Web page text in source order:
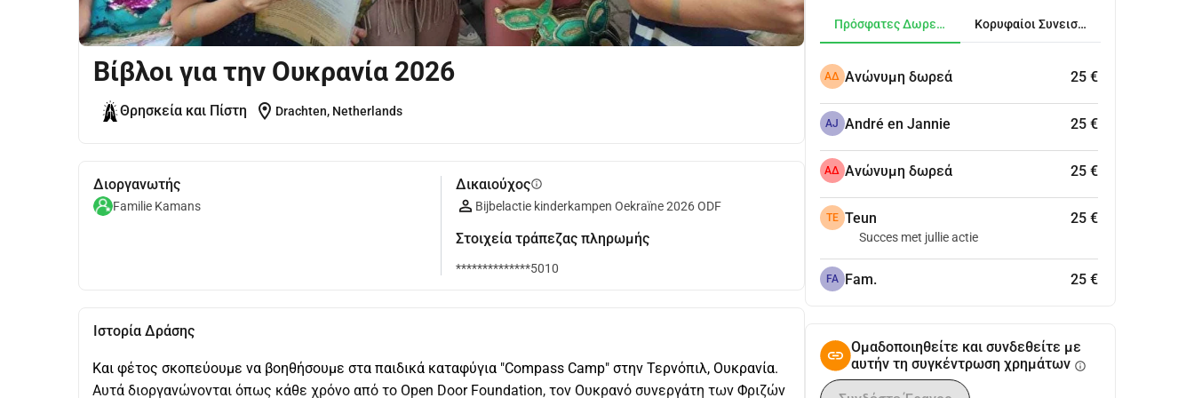
Βίβλοι για την Ουκρανία 2026
Θρησκεία και Πίστη location_on Drachten, Netherlands
Διοργανωτής
Familie Kamans
Δικαιούχοςinfo
Bijbelactie kinderkampen Oekraïne 2026 ODF
Στοιχεία τράπεζας πληρωμής
**************5010
Ιστορία Δράσης
Και φέτος σκοπεύουμε να βοηθήσουμε στα παιδικά καταφύγια "Compass Camp" στην Τερνόπιλ, Ουκρανία.
Αυτά διοργανώνονται όπως κάθε χρόνο από το Open Door Foundation, τον Ουκρανό συνεργάτη των Φριζών
Πρόσφατες Δωρεές Κορυφαίοι Συνεισφέροντες
ΑΔ Ανώνυμη δωρεά 25 €
AJ André en Jannie 25 €
ΑΔ Ανώνυμη δωρεά 25 €
TE Teun 25 €
Succes met jullie actie
FA Fam. 25 €
Ομαδοποιηθείτε και συνδεθείτε με
αυτήν τη συγκέντρωση χρημάτων info